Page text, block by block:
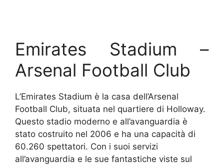
Emirates Stadium –
Arsenal Football Club
L’Emirates Stadium è la casa dell’Arsenal
Football Club, situata nel quartiere di Holloway.
Questo stadio moderno e all’avanguardia è
stato costruito nel 2006 e ha una capacità di
60.260 spettatori. Con i suoi servizi
all’avanguardia e le sue fantastiche viste sul